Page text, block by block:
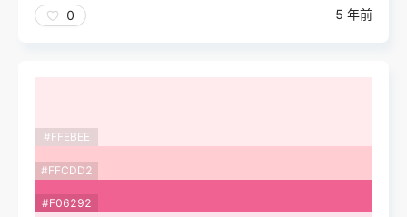
0 5 年前
#FFEBEE
#FFCDD2
#F06292